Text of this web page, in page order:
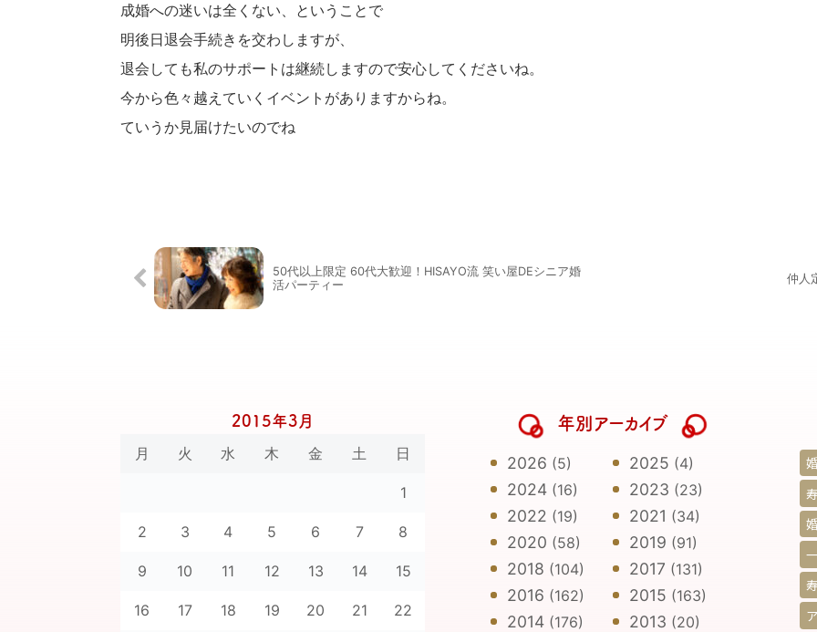
成婚への迷いは全くない、ということで
明後日退会手続きを交わしますが、
退会しても私のサポートは継続しますので安心してくださいね。
今から色々越えていくイベントがありますからね。
ていうか見届けたいのでね
50代以上限定 60代大歓迎！HISAYO流 笑い屋DEシニア婚
活パーティー
仲人
2015年3月
月 火 水 木 金 土 日
1
2 3 4 5 6 7 8
9 10 11 12 13 14 15
16 17 18 19 20 21 22
年別アーカイブ
2026 (5) 2025 (4)
2024(16) 2023 (23)
2022 (19) 2021 (34)
2020 (58) 2019 (91)
2018 (104) 2017 (131)
2016 (162) 2015 (163)
2014(176) 2013 (20)